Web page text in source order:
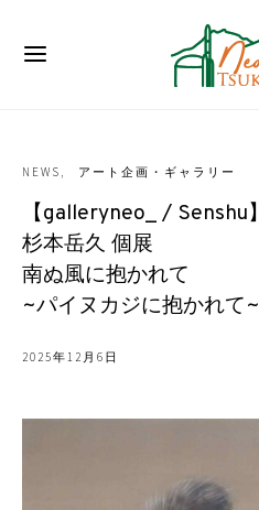
NEWS アート企画・ギャラリー
【galleryneo_ / Senshu】
杉本岳久 個展
南ぬ風に抱かれて
~パイヌカジに抱かれて~
2025年12月6日